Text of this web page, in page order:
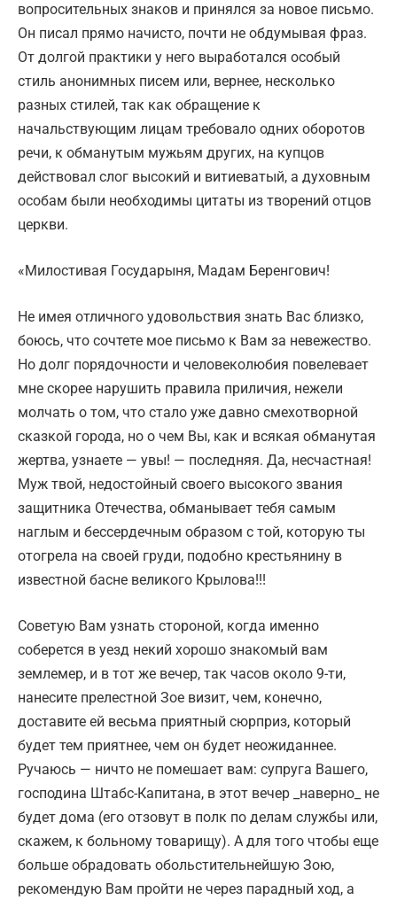
вопросительных знаков и принялся за новое письмо.
Он писал прямо начисто, почти не обдумывая фраз.
От долгой практики у него выработался особый
стиль анонимных писем или, вернее, несколько
разных стилей, так как обращение к
начальствующим лицам требовало одних оборотов
речи, к обманутым мужьям других, на купцов
действовал слог высокий и витиеватый, а духовным
особам были необходимы цитаты из творений отцов
церкви.
«Милостивая Государыня, Мадам Беренгович!
Не имея отличного удовольствия знать Вас близко,
боюсь, что сочтете мое письмо к Вам за невежество.
Но долг порядочности и человеколюбия повелевает
мне скорее нарушить правила приличия, нежели
молчать о том, что стало уже давно смехотворной
сказкой города, но о чем Вы, как и всякая обманутая
жертва, узнаете — увы! — последняя. Да, несчастная!
Муж твой, недостойный своего высокого звания
защитника Отечества, обманывает тебя самым
наглым и бессердечным образом с той, которую ты
отогрела на своей груди, подобно крестьянину в
известной басне великого Крылова!!!
Советую Вам узнать стороной, когда именно
соберется в уезд некий хорошо знакомый вам
землемер, и в тот же вечер, так часов около 9-ти,
нанесите прелестной Зое визит, чем, конечно,
доставите ей весьма приятный сюрприз, который
будет тем приятнее, чем он будет неожиданнее.
Ручаюсь — ничто не помешает вам: супруга Вашего,
господина Штабс-Капитана, в этот вечер _наверно_ не
будет дома (его отзовут в полк по делам службы или,
скажем, к больному товарищу). А для того чтобы еще
больше обрадовать обольстительнейшую Зою,
рекомендую Вам пройти не через парадный ход, а